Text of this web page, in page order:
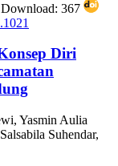
367
Diri
Yasmin Aulia
Suhendar,